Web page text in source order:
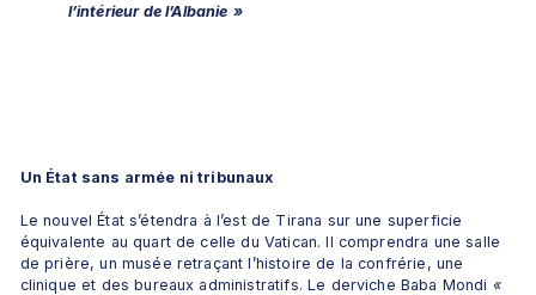
l’intérieur de l’Albanie »
Un État sans armée ni tribunaux
Le nouvel État s’étendra à l’est de Tirana sur une superficie
équivalente au quart de celle du Vatican. Il comprendra une salle
de prière, un musée retraçant l’histoire de la confrérie, une
clinique et des bureaux administratifs. Le derviche Baba Mondi «